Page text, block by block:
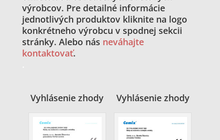
výrobcov. Pre detailné informácie
jednotlivých produktov kliknite na logo
konkrétneho výrobcu v spodnej sekcii
stránky. Alebo nás neváhajte
kontaktovať.
Vyhlásenie zhody Vyhlásenie zhody